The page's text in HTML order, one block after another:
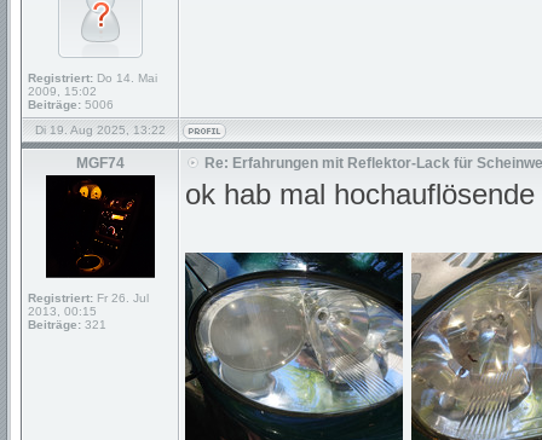
Registriert: Do 14. Mai
2009, 15:02
Beiträge: 5006
Di 19. Aug 2025, 13:22
MGF74
Registriert: Fr 26. Jul
2013, 00:15
Beiträge: 321
Re: Erfahrungen mit Reflektor-Lack für
ok hab mal